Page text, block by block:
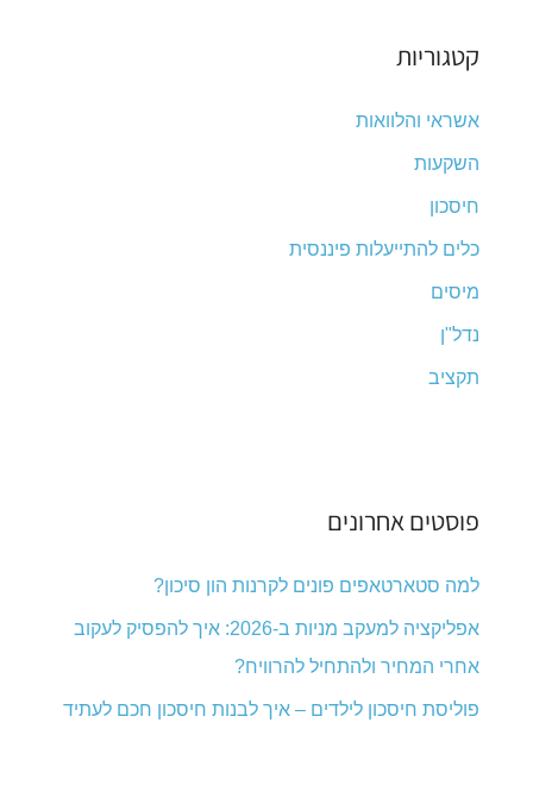
c
o
r
:
קטגוריות
אשראי והלוואות
השקעות
חיסכון
כלים להתייעלות פיננסית
מיסים
נדל"ן
תקציב
פוסטים אחרונים
למה סטארטאפים פונים לקרנות הון סיכון?
אפליקציה למעקב מניות ב-2026: איך להפסיק לעקוב
אחרי המחיר ולהתחיל להרוויח?
פוליסת חיסכון לילדים – איך לבנות חיסכון חכם לעתיד